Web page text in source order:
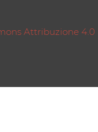
Attribuzione 4.0